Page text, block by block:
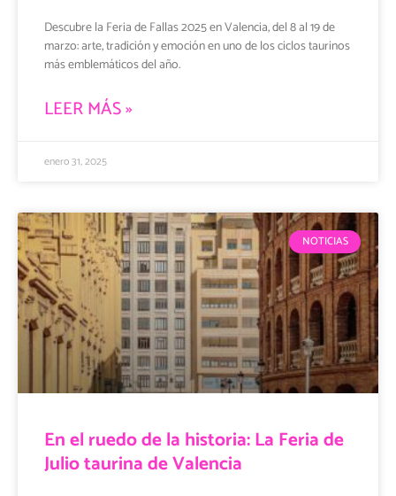
Descubre la Feria de Fallas 2025 en Valencia, del 8 al 19 de
marzo: arte, tradición y emoción en uno de los ciclos taurinos
más emblemáticos del año.
LEER MÁS »
enero 31, 2025
NOTICIAS
En el ruedo de la historia: La Feria de
Julio taurina de Valencia